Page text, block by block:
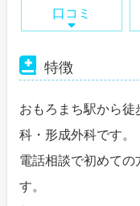
口コミ
特徴
おもろまち駅から
科・形成外科です。
電話相談で初めての
す。